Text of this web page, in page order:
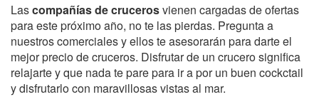
Lascompañías de crucerosvienen cargadas de ofertas
para este próximo año, no te las pierdas. Pregunta a
nuestros comerciales y ellos te asesorarán para darte el
mejor precio de cruceros. Disfrutar de un crucero significa
relajarte y que nada te pare para ir a por un buen cockctail
y disfrutarlo con maravillosas vistas al mar.